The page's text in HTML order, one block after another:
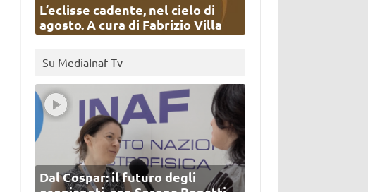
L’eclisse cadente, nel cielo di
agosto. A cura di Fabrizio Villa
Su MediaInaf Tv
Dal Cospar: il futuro degli